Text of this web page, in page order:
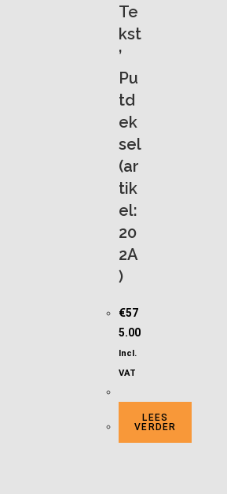
Te
kst
’
Pu
td
ek
sel
(ar
tik
el:
20
2A
)
€57
5.00
Incl.
VAT
LEES
VERDER